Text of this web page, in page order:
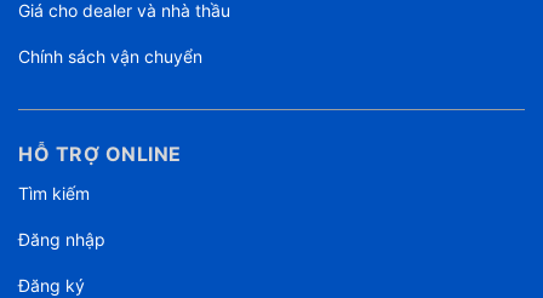
Giá cho dealer và nhà thầu
Chính sách vận chuyển
HỖ TRỢ ONLINE
Tìm kiếm
Đăng nhập
Đăng ký